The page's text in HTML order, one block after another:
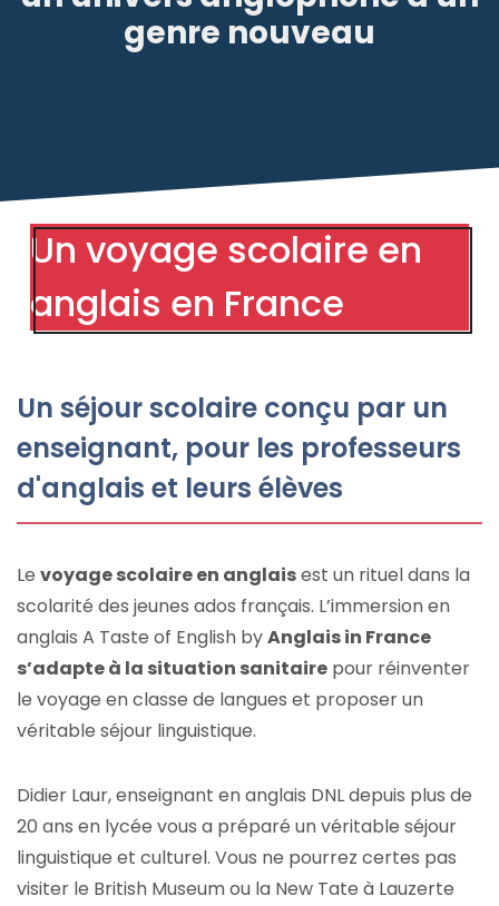
genre nouveau
Un voyage scolaire en
anglais en France
Un séjour scolaire conçu par un
enseignant, pour les professeurs
d'anglais et leurs élèves
Le voyage scolaire en anglaisest un rituel dans la
scolarité des jeunes ados français. L’immersion en
anglais A Taste of English byAnglais in France
s’adapte à la situation sanitaire pour réinventer
le voyage en classe de langues et proposer un
véritable séjour linguistique.
Didier Laur, enseignant en anglais DNL depuis plus de
20 ans en lycée vous a préparé un véritable séjour
linguistique et culturel. Vous ne pourrez certes pas
visiter le British Museum ou la New Tate à Lauzerte